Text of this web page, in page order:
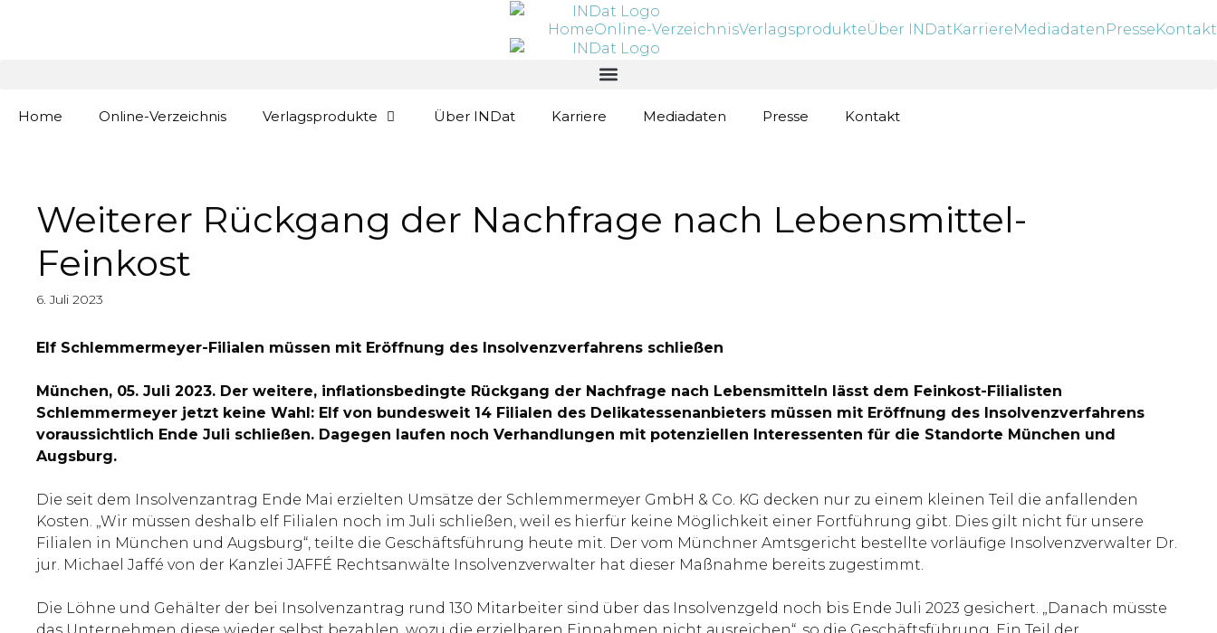
HomeOnline-VerzeichnisVerlagsprodukteÜber INDatKarriereMediadaten PresseKontakt
Home Online-Verzeichnis Verlagsprodukte Über INDat Karriere Mediadaten Presse Kontakt
Weiterer Rückgang der Nachfrage nach Lebensmittel-
Feinkost
6. Juli 2023
Elf Schlemmermeyer-Filialen müssen mit Eröffnung des Insolvenzverfahrens schließen
München, 05. Juli 2023. Der weitere, inflationsbedingte Rückgang der Nachfrage nach Lebensmitteln lässt dem Feinkost-Filialisten
Schlemmermeyer jetzt keine Wahl: Elf von bundesweit 14 Filialen des Delikatessenanbieters müssen mit Eröffnung des Insolvenzverfahrens
voraussichtlich Ende Juli schließen. Dagegen laufen noch Verhandlungen mit potenziellen Interessenten für die Standorte München und
Augsburg.
Die seit dem Insolvenzantrag Ende Mai erzielten Umsätze der Schlemmermeyer GmbH & Co. KG decken nur zu einem kleinen Teil die anfallenden
Kosten. „Wir müssen deshalb elf Filialen noch im Juli schließen, weil es hierfür keine Möglichkeit einer Fortführung gibt. Dies gilt nicht für unsere
Filialen in München und Augsburg“, teilte die Geschäftsführung heute mit. Der vom Münchner Amtsgericht bestellte vorläufige Insolvenzverwalter Dr.
jur. Michael Jaffé von der Kanzlei JAFFÉ Rechtsanwälte Insolvenzverwalter hat dieser Maßnahme bereits zugestimmt.
Die Löhne und Gehälter der bei Insolvenzantrag rund 130 Mitarbeiter sind über das Insolvenzgeld noch bis Ende Juli 2023 gesichert. „Danach müsste